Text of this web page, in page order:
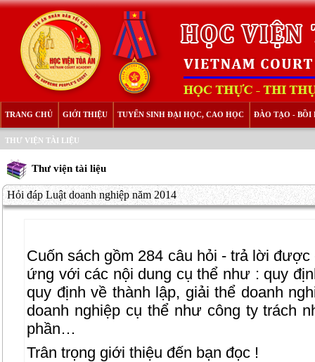
TRANG CHỦ GIỚI THIỆU TUYỂN SINH ĐẠI HỌC, CAO HỌC ĐÀO TẠO - BỒI
THƯ VIỆN TÀI LIỆU
Thư viện tài liệu
Hỏi đáp Luật doanh nghiệp năm 2014
Cuốn sách gồm 284 câu hỏi - trả lời
ứng với các nội dung cụ thể như : quy
quy định về thành lập, giải thể doanh
doanh nghiệp cụ thể như công ty trách
phần…
Trân trọng giới thiệu đến bạn đọc !